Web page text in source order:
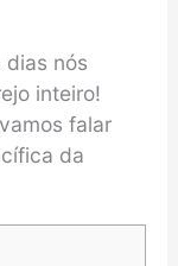
dias nós
inteiro!
falar
da